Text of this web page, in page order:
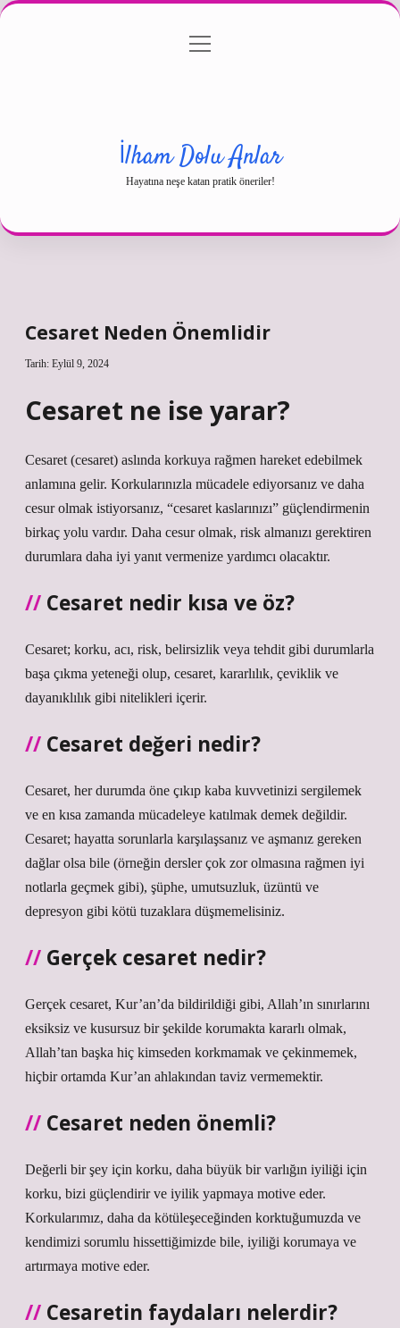
Gizlilik Politikası
menüyü
İlham Dolu Anlar
Hayatına neşe katan pratik öneriler!
Cesaret Neden Önemlidir
Tarih: Eylül 9, 2024
Cesaret ne ise yarar?
Cesaret (cesaret) aslında korkuya rağmen hareket edebilmek
anlamına gelir. Korkularınızla mücadele ediyorsanız ve daha
cesur olmak istiyorsanız, “cesaret kaslarınızı” güçlendirmenin
birkaç yolu vardır. Daha cesur olmak, risk almanızı gerektiren
durumlara daha iyi yanıt vermenize yardımcı olacaktır.
Cesaret nedir kısa ve öz?
Cesaret; korku, acı, risk, belirsizlik veya tehdit gibi durumlarla
başa çıkma yeteneği olup, cesaret, kararlılık, çeviklik ve
dayanıklılık gibi nitelikleri içerir.
Cesaret değeri nedir?
Cesaret, her durumda öne çıkıp kaba kuvvetinizi sergilemek
ve en kısa zamanda mücadeleye katılmak demek değildir.
Cesaret; hayatta sorunlarla karşılaşsanız ve aşmanız gereken
dağlar olsa bile (örneğin dersler çok zor olmasına rağmen iyi
notlarla geçmek gibi), şüphe, umutsuzluk, üzüntü ve
depresyon gibi kötü tuzaklara düşmemelisiniz.
Gerçek cesaret nedir?
Gerçek cesaret, Kur’an’da bildirildiği gibi, Allah’ın sınırlarını
eksiksiz ve kusursuz bir şekilde korumakta kararlı olmak,
Allah’tan başka hiç kimseden korkmamak ve çekinmemek,
hiçbir ortamda Kur’an ahlakından taviz vermemektir.
Cesaret neden önemli?
Değerli bir şey için korku, daha büyük bir varlığın iyiliği için
korku, bizi güçlendirir ve iyilik yapmaya motive eder.
Korkularımız, daha da kötüleşeceğinden korktuğumuzda ve
kendimizi sorumlu hissettiğimizde bile, iyiliği korumaya ve
artırmaya motive eder.
Cesaretin faydaları nelerdir?